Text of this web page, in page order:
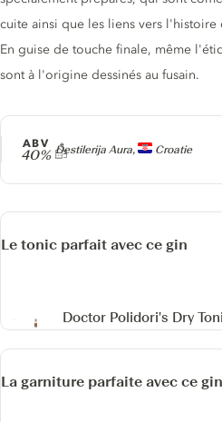
Producteur
Destilerija Aura, Croatie
ABV
40%
cuite ainsi que les liens vers
En guise de touche finale, même
sont à l'origine dessinés au fusain.
Le tonic parfait avec ce gin
Doctor Polidori's Dry
La garniture parfaite avec ce gin